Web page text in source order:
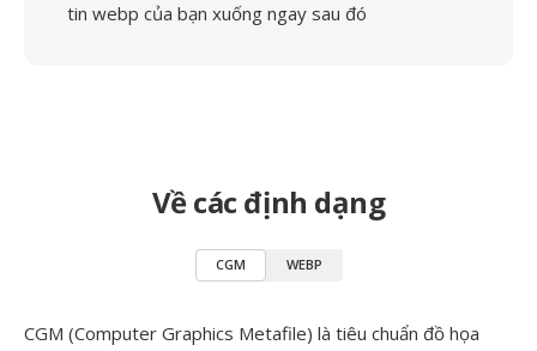
tin webp của bạn xuống ngay sau đó
Về các định dạng
CGM WEBP
CGM (Computer Graphics Metafile) là tiêu chuẩn đồ họa